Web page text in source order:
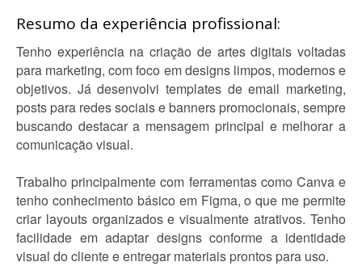
Resumo da experiência profissional:
Tenho experiência na criação de artes digitais voltadas
para marketing, com foco em designs limpos, modernos e
objetivos. Já desenvolvi templates de email marketing,
posts para redes sociais e banners promocionais, sempre
buscando destacar a mensagem principal e melhorar a
comunicação visual.
Trabalho principalmente com ferramentas como Canva e
tenho conhecimento básico em Figma, o que me permite
criar layouts organizados e visualmente atrativos. Tenho
facilidade em adaptar designs conforme a identidade
visual do cliente e entregar materiais prontos para uso.